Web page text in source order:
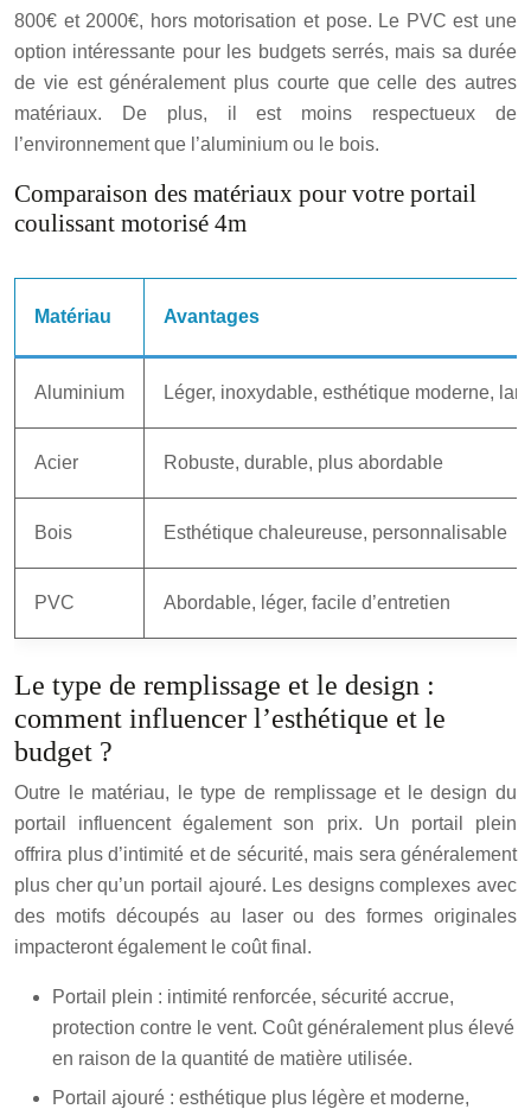
800€ et 2000€, hors motorisation et pose. Le PVC est une
option intéressante pour les budgets serrés, mais sa durée
de vie est généralement plus courte que celle des autres
matériaux. De plus, il est moins respectueux de
l’environnement que l’aluminium ou le bois.
Comparaison des matériaux pour votre portail
coulissant motorisé 4m
Matériau Avantages
Aluminium Léger, inoxydable, esthétique moderne,
Acier Robuste, durable, plus abordable
Bois Esthétique chaleureuse, personnalisable
PVC Abordable, léger, facile d’entretien
Le type de remplissage et le design :
comment influencer l’esthétique et le
budget ?
Outre le matériau, le type de remplissage et le design du
portail influencent également son prix. Un portail plein
offrira plus d’intimité et de sécurité, mais sera généralement
plus cher qu’un portail ajouré. Les designs complexes avec
des motifs découpés au laser ou des formes originales
impacteront également le coût final.
Portail plein : intimité renforcée, sécurité accrue,
protection contre le vent. Coût généralement plus élevé
en raison de la quantité de matière utilisée.
Portail ajouré : esthétique plus légère et moderne,